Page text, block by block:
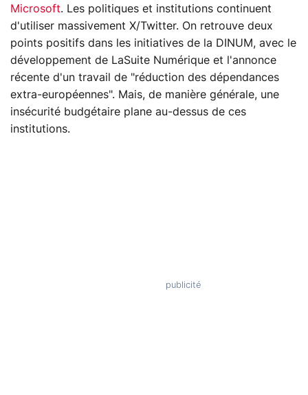
Microsoft. Les politiques et institutions continuent
d'utiliser massivement X/Twitter. On retrouve deux
points positifs dans les initiatives de la DINUM, avec le
développement de LaSuite Numérique et l'annonce
récente d'un travail de "réduction des dépendances
extra-européennes". Mais, de manière générale, une
insécurité budgétaire plane au-dessus de ces
institutions.